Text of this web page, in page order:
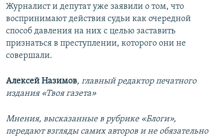
Журналист и депутат уже заявили о том, что
воспринимают действия судьи как очередной
способ давления на них с целью заставить
признаться в преступлении, которого они не
совершали.
Алексей Назимов, главный редактор печатного
издания «Твоя газета»
Мнения, высказанные в рубрике «Блоги»,
передают взгляды самих авторов и не обязательно